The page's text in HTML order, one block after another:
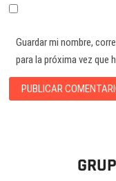
Guardar mi nombre,
para la próxima vez que